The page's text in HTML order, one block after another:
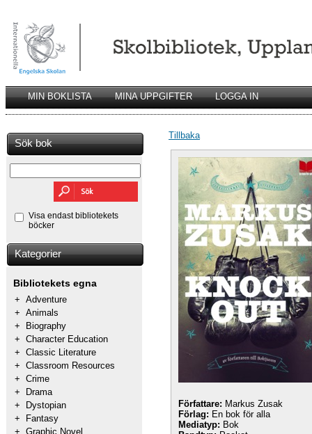
MIN BOKLISTA MINA UPPGIFTER LOGGA IN
Sök bok
Visa endast bibliotekets
böcker
Kategorier
Bibliotekets egna
+ Adventure
+ Animals
+
Biography
+ Character Education
+ Classic Literature
+ Classroom Resources
+ Crime
+
Drama
+
Dystopian
+
Fantasy
+ Graphic Novel
Tillbaka
Författare: Markus Zusak
Förlag: En bok för alla
Mediatyp: Bok